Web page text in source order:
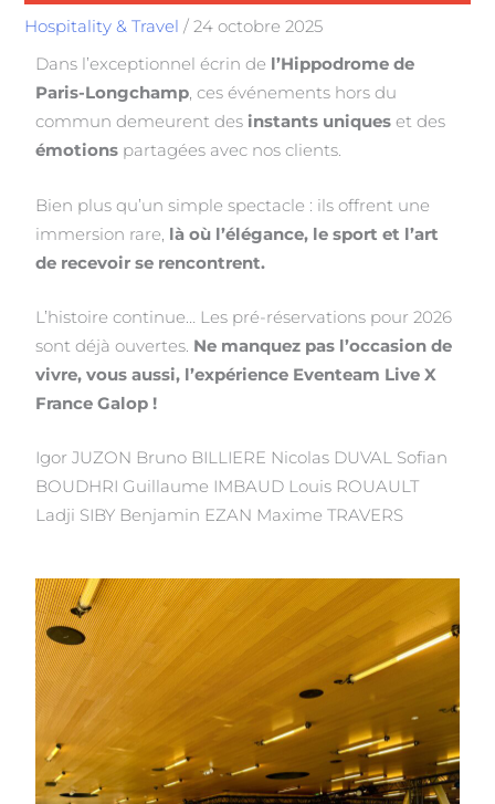
Hospitality & Travel /24 octobre 2025
Dans l’exceptionnel écrin de l’Hippodrome de
Paris-Longchamp, ces événements hors du
commun demeurent des instants uniques et des
émotions partagées avec nos clients.
Bien plus qu’un simple spectacle : ils offrent une
immersion rare, là où l’élégance, le sport et l’art
de recevoir se rencontrent.
L’histoire continue… Les pré-réservations pour 2026
sont déjà ouvertes. Ne manquez pas l’occasion de
vivre, vous aussi, l’expérience Eventeam Live X
France Galop !
Igor JUZON Bruno BILLIERE Nicolas DUVAL Sofian
BOUDHRI Guillaume IMBAUD Louis ROUAULT
Ladji SIBY Benjamin EZAN Maxime TRAVERS